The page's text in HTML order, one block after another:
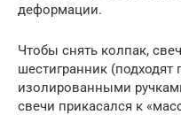
деформации.
Чтобы снять колпак,
шестигранник (подходят
изолированными
свечи прикасался к